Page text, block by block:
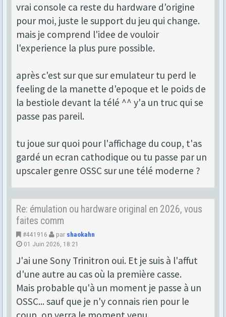
vrai console ca reste du hardware d'origine
pour moi, juste le support du jeu qui change.
mais je comprend l'idee de vouloir
l'experience la plus pure possible.
après c'est sur que sur emulateur tu perd le
feeling de la manette d'epoque et le poids de
la bestiole devant la télé ^^ y'a un truc qui se
passe pas pareil.
tu joue sur quoi pour l'affichage du coup, t'as
gardé un ecran cathodique ou tu passe par un
upscaler genre OSSC sur une télé moderne ?
Re: émulation ou hardware original en 2026, vous
faites comm
#441916 par shaokahn
01 Juin 2026, 18:21
J'ai une Sony Trinitron oui. Et je suis à l'affut
d'une autre au cas où la première casse.
Mais probable qu'à un moment je passe à un
OSSC... sauf que je n'y connais rien pour le